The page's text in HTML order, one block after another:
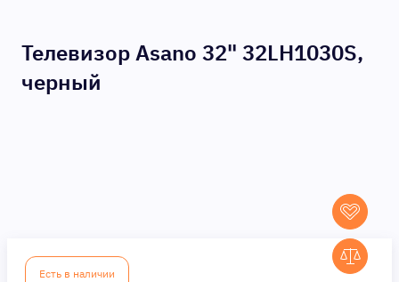
Телевизор Asano 32" 32LH1030S,
черный
Есть в наличии